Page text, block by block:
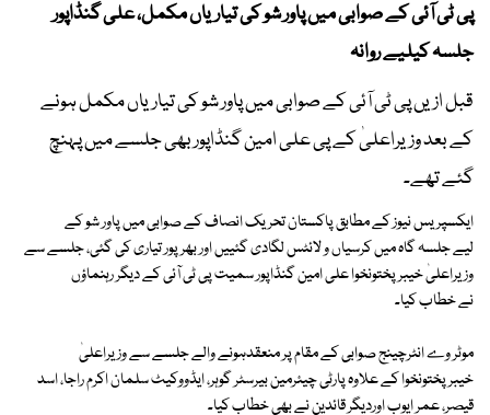
پی ٹی آئی کے صوابی میں پاور شو کی تیاریاں مکمل، علی گنڈاپور
جلسہ کیلیے روانہ
قبل ازیں پی ٹی آئی کے صوابی میں پاور شو کی تیاریاں مکمل ہونے
کے بعد وزیراعلیٰ کے پی علی امین گنڈاپور بھی جلسے میں پہنچ
گئے تھے۔
ایکسپریس نیوز کے مطابق پاکستان تحریک انصاف کے صوابی میں پاور شو کے
لیے جلسہ گاہ میں کرسیاں و لائٹس لگادی گئییں اور بھرپور تیاری کی گئی، جلسے سے
وزیراعلیٰ خیبرپختونخوا علی امین گنڈاپور سمیت پی ٹی آئی کے دیگر رہنماؤں
نے خطاب کیا۔
موٹر وے انٹرچینج صوابی کے مقام پر منعقدہونے والے جلسے سے وزیراعلیٰ
خیبرپختونخوا کے علاوہ پارٹی چیئرمین بیرسٹر گوہر، ایڈووکیٹ سلمان اکرم راجا، اسد
قیصر، عمر ایوب اوردیگر قائدین نے بھی خطاب کیا۔